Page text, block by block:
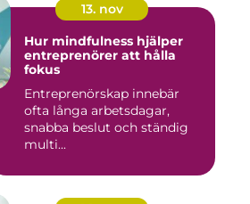
13. nov
Hur mindfulness hjälper
entreprenörer att hålla
fokus
Entreprenörskap innebär
ofta långa arbetsdagar,
snabba beslut och ständig
multi...